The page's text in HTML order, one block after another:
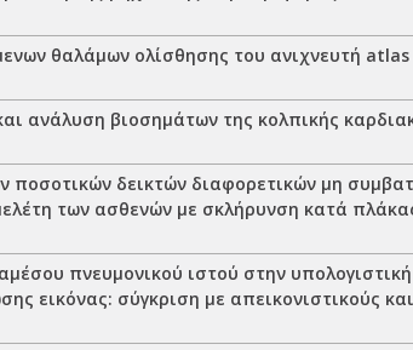
θαλάμων ολίσθησης του ανιχνευτή
ανάλυση βιοσημάτων της κολπικής
δεικτών διαφορετικών μη
των ασθενών με σκλήρυνση κατά
πνευμονικού ιστού στην
εικόνας: σύγκριση με απεικονιστικούς